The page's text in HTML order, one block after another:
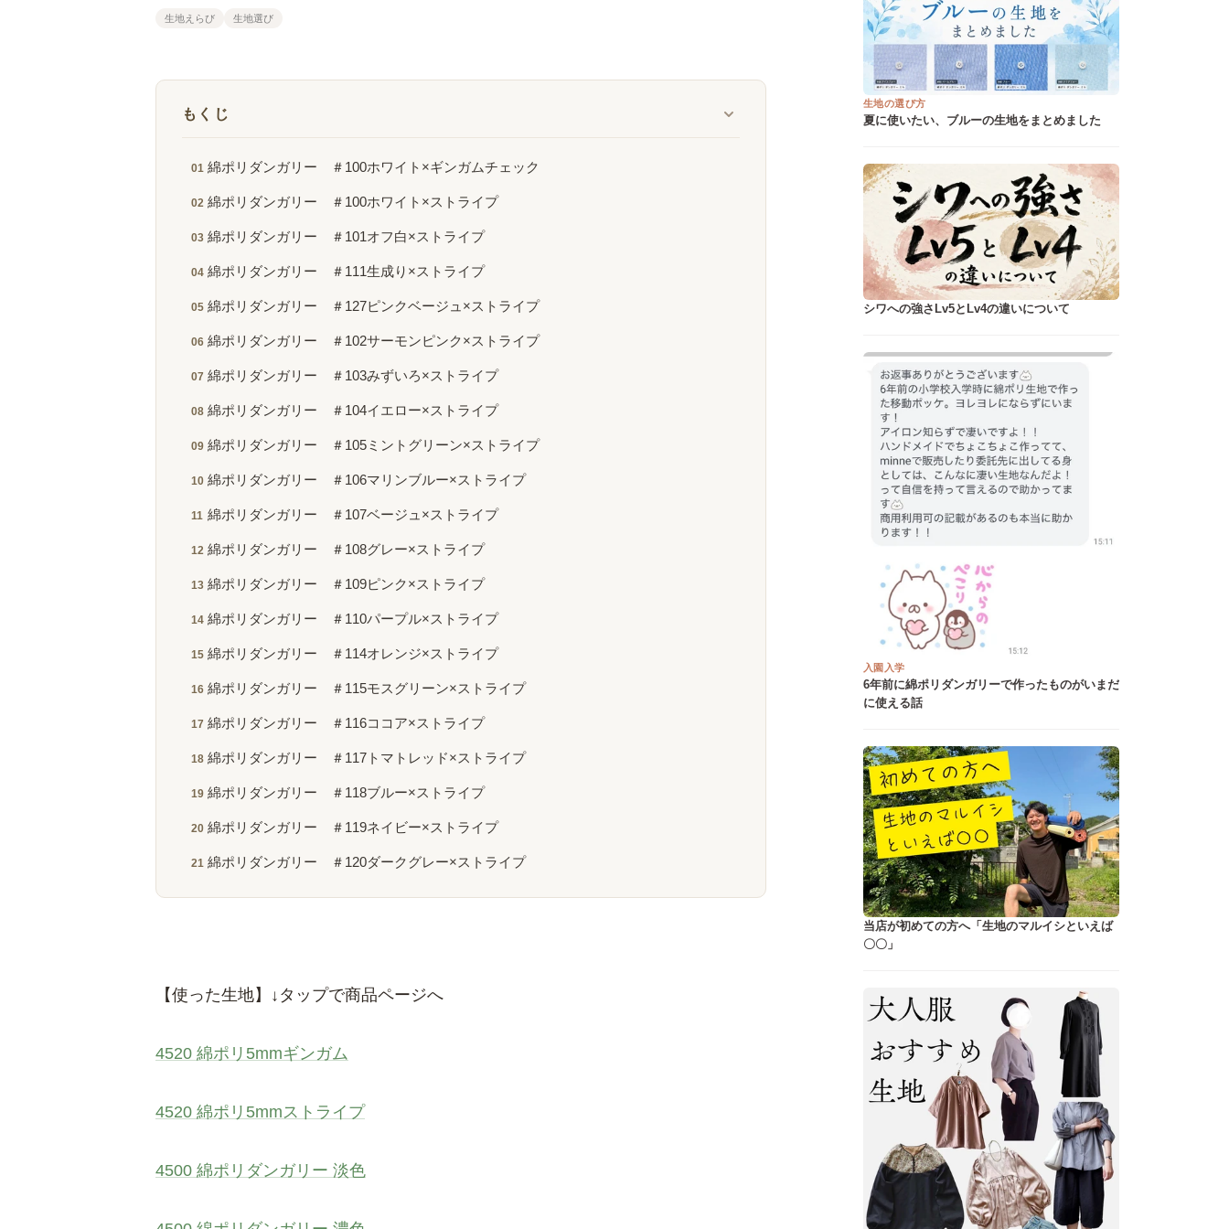
生地えらび 生地選び
もくじ
綿ポリダンガリー ＃100ホワイト×ギンガムチェック
綿ポリダンガリー ＃100ホワイト×ストライプ
綿ポリダンガリー ＃101オフ白×ストライプ
綿ポリダンガリー ＃111生成り×ストライプ
綿ポリダンガリー ＃127ピンクベージュ×ストライプ
綿ポリダンガリー ＃102サーモンピンク×ストライプ
綿ポリダンガリー ＃103みずいろ×ストライプ
綿ポリダンガリー ＃104イエロー×ストライプ
綿ポリダンガリー ＃105ミントグリーン×ストライプ
綿ポリダンガリー ＃106マリンブルー×ストライプ
綿ポリダンガリー ＃107ベージュ×ストライプ
綿ポリダンガリー ＃108グレー×ストライプ
綿ポリダンガリー ＃109ピンク×ストライプ
綿ポリダンガリー ＃110パープル×ストライプ
綿ポリダンガリー ＃114オレンジ×ストライプ
綿ポリダンガリー ＃115モスグリーン×ストライプ
綿ポリダンガリー ＃116ココア×ストライプ
綿ポリダンガリー ＃117トマトレッド×ストライプ
綿ポリダンガリー ＃118ブルー×ストライプ
綿ポリダンガリー ＃119ネイビー×ストライプ
綿ポリダンガリー ＃120ダークグレー×ストライプ
【使った生地】↓タップで商品ページへ
4520 綿ポリ5mmギンガム
4520 綿ポリ5mmストライプ
4500 綿ポリダンガリー 淡色
生地の選び方
夏に使いたい、ブルーの生地をまとめました
シワへの強さLv5とLv4の違いについて
入園入学
6年前に綿ポリダンガリーで作ったものがいまだ
に使える話
当店が初めての方へ「生地のマルイシといえば
〇〇」